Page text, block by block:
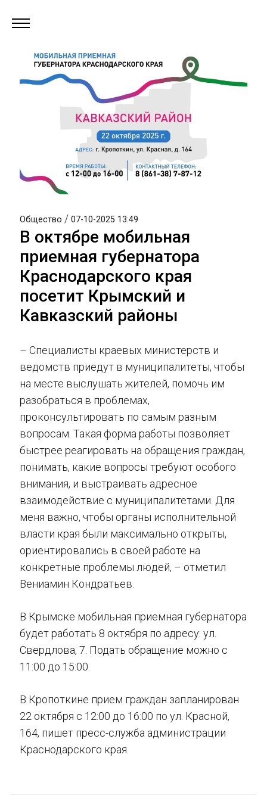
Общество / 07-10-2025 13:49
В октябре мобильная
приемная губернатора
Краснодарского края
посетит Крымский и
Кавказский районы
– Специалисты краевых министерств и
ведомств приедут в муниципалитеты, чтобы
на месте выслушать жителей, помочь им
разобраться в проблемах,
проконсультировать по самым разным
вопросам. Такая форма работы позволяет
быстрее реагировать на обращения граждан,
понимать, какие вопросы требуют особого
внимания, и выстраивать адресное
взаимодействие с муниципалитетами. Для
меня важно, чтобы органы исполнительной
власти края были максимально открыты,
ориентировались в своей работе на
конкретные проблемы людей, – отметил
Вениамин Кондратьев.
В Крымске мобильная приемная губернатора
будет работать 8 октября по адресу: ул.
Свердлова, 7. Подать обращение можно с
11:00 до 15:00.
В Кропоткине прием граждан запланирован
22 октября с 12:00 до 16:00 по ул. Красной,
164, пишет пресс-служба администрации
Краснодарского края.